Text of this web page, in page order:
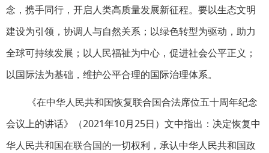
念，携手同行，开启人类高质量发展新征程。要以生态文明
建设为引领，协调人与自然关系；以绿色转型为驱动，助力
全球可持续发展；以人民福祉为中心，促进社会公平正义；
以国际法为基础，维护公平合理的国际治理体系。
《在中华人民共和国恢复联合国合法席位五十周年纪念
会议上的讲话》（2021年10月25日）文中指出：决定恢复中
华人民共和国在联合国的一切权利，承认中华人民共和国政